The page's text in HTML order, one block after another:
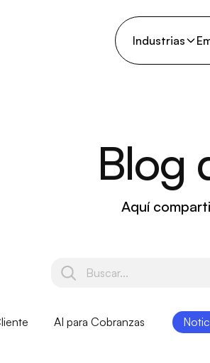
Industrias
Blog
Aquí
AI para Cobranzas